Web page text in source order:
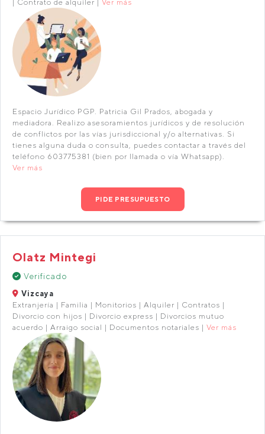
| Contrato de alquiler | Ver más
Espacio Jurídico PGP. Patricia Gil Prados, abogada y
mediadora. Realizo asesoramientos jurídicos y de resolución
de conflictos por las vías jurisdiccional y/o alternativas. Si
tienes alguna duda o consulta, puedes contactar a través del
teléfono 603775381 (bien por llamada o vía Whatsapp).
Ver más
PIDE PRESUPUESTO
Olatz Mintegi
Verificado
Vizcaya
Extranjería | Familia | Monitorios | Alquiler | Contratos |
Divorcio con hijos | Divorcio express | Divorcios mutuo
acuerdo | Arraigo social | Documentos notariales | Ver más